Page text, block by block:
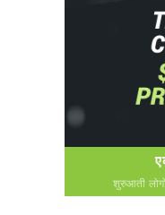
शुरुआती